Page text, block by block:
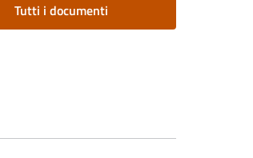
Tutti i documenti